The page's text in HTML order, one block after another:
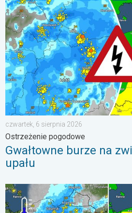
Gwałtowne burze na zwieńczenie
czwartek, 6 sierpnia 2026
Ostrzeżenie pogodowe
Gwałtowne burze na
upału
Ulewy, wichury, grad, trąba